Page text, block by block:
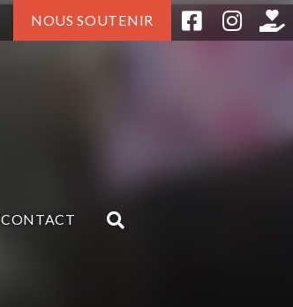
NOUS SOUTENIR
CONTACT